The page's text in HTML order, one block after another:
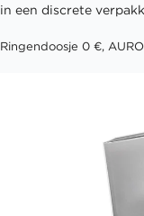
in een discrete
Ringendoosje 0 €,